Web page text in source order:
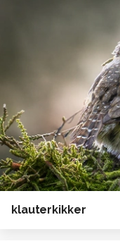
klauterkikker